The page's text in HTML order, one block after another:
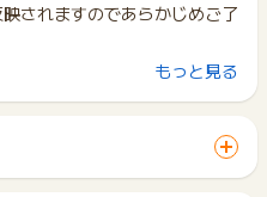
されますのであらかじめご了
もっと見る